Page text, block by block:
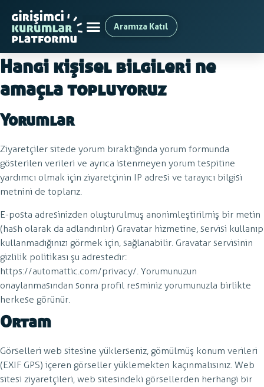
Aramıza Katıl
Biz kimiz
Web sitemizin adresi: http://gktr.noa-hub.com.
Hangi kişisel bilgileri ne
amaçla topluyoruz
Yorumlar
Ziyaretçiler sitede yorum bıraktığında yorum formunda
gösterilen verileri ve ayrıca istenmeyen yorum tespitine
yardımcı olmak için ziyaretçinin IP adresi ve tarayıcı bilgisi
metnini de toplarız.
E-posta adresinizden oluşturulmuş anonimleştirilmiş bir metin
(hash olarak da adlandırılır) Gravatar hizmetine, servisi kullanıp
kullanmadığınızı görmek için, sağlanabilir. Gravatar servisinin
gizlilik politikası şu adrestedir:
https://automattic.com/privacy/. Yorumunuzun
onaylanmasından sonra profil resminiz yorumunuzla birlikte
herkese görünür.
Ortam
Görselleri web sitesine yüklerseniz, gömülmüş konum verileri
(EXIF GPS) içeren görseller yüklemekten kaçınmalısınız. Web
sitesi ziyaretçileri, web sitesindeki görsellerden herhangi bir